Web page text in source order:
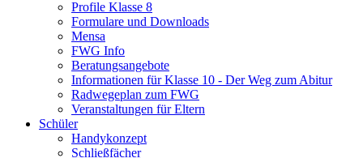
Profile Klasse 8
Formulare und Downloads
Mensa
FWG Info
Beratungsangebote
Informationen für Klasse 10 - Der Weg zum Abitur
Radwegeplan zum FWG
Veranstaltungen für Eltern
Schüler
Handykonzept
Schließfächer